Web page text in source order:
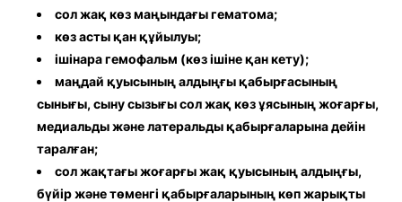
сол жақ көз маңындағы гематома;
көз асты қан құйылуы;
ішінара гемофальм (көз ішіне қан кету);
маңдай қуысының алдыңғы қабырғасының
сынығы, сыну сызығы сол жақ көз ұясының жоғарғы,
медиальды және латеральды қабырғаларына дейін
таралған;
сол жақтағы жоғарғы жақ қуысының алдыңғы,
бүйір және төменгі қабырғаларының көп жарықты